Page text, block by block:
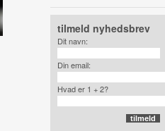
tilmeld nyhedsbrev
Dit navn:
Din email:
Hvad er 1 + 2?